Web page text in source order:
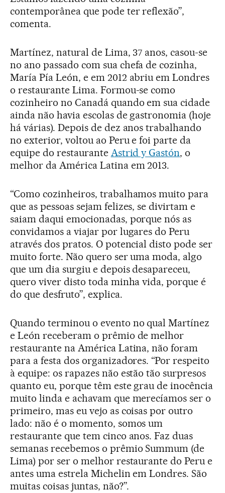
contemporânea que pode ter reflexão”,
comenta.
Martínez, natural de Lima, 37 anos, casou-se
no ano passado com sua chefa de cozinha,
María Pía León, e em 2012 abriu em Londres
o restaurante Lima. Formou-se como
cozinheiro no Canadá quando em sua cidade
ainda não havia escolas de gastronomia (hoje
há várias). Depois de dez anos trabalhando
no exterior, voltou ao Peru e foi parte da
equipe do restaurante Astrid y Gastón, o
melhor da América Latina em 2013.
“Como cozinheiros, trabalhamos muito para
que as pessoas sejam felizes, se divirtam e
saiam daqui emocionadas, porque nós as
convidamos a viajar por lugares do Peru
através dos pratos. O potencial disto pode ser
muito forte. Não quero ser uma moda, algo
que um dia surgiu e depois desapareceu,
quero viver disto toda minha vida, porque é
do que desfruto”, explica.
Quando terminou o evento no qual Martínez
e León receberam o prêmio de melhor
restaurante na América Latina, não foram
para a festa dos organizadores. “Por respeito
à equipe: os rapazes não estão tão surpresos
quanto eu, porque têm este grau de inocência
muito linda e achavam que merecíamos ser o
primeiro, mas eu vejo as coisas por outro
lado: não é o momento, somos um
restaurante que tem cinco anos. Faz duas
semanas recebemos o prêmio Summum (de
Lima) por ser o melhor restaurante do Peru e
antes uma estrela Michelin em Londres. São
muitas coisas juntas, não?”.